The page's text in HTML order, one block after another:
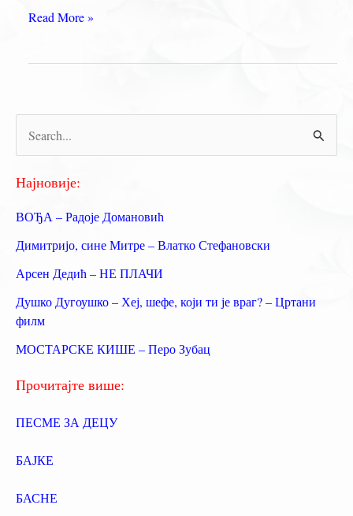
ПАРТИЗАН
Дарко
Чачка
Read More »
е
р
а
г
а
з
а
:
Најновије:
ВОЂА – Радоје Домановић
Димитријо, сине Митре – Влатко Стефановски
Арсен Дедић – НЕ ПЛАЧИ
Душко Дугоушко – Хеј, шефе, који ти је враг? – Цртани
филм
МОСТАРСКЕ КИШЕ – Перо Зубац
Прочитајте више:
ПЕСМЕ ЗА ДЕЦУ
БАЈКЕ
БАСНЕ